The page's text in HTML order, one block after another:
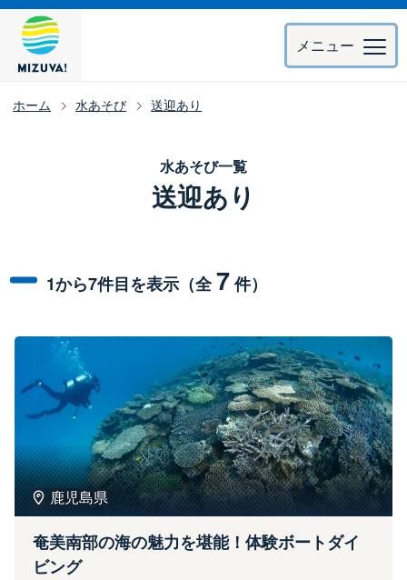
メニュー
ホーム 水あそび 送迎あり
水あそび一覧
送迎あり
1から7件目を表示（全7 件）
奄美南部の海の魅力を堪能！体験ボートダイ
ビング
鹿児島県